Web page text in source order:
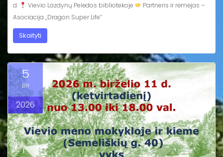
d.
Vievio Lazdynų Pelėdos bibliotekoje
Partneris ir rėmėjas –
Asociacija „Dragon Super Life“
Skaityti
5
Bir
2026